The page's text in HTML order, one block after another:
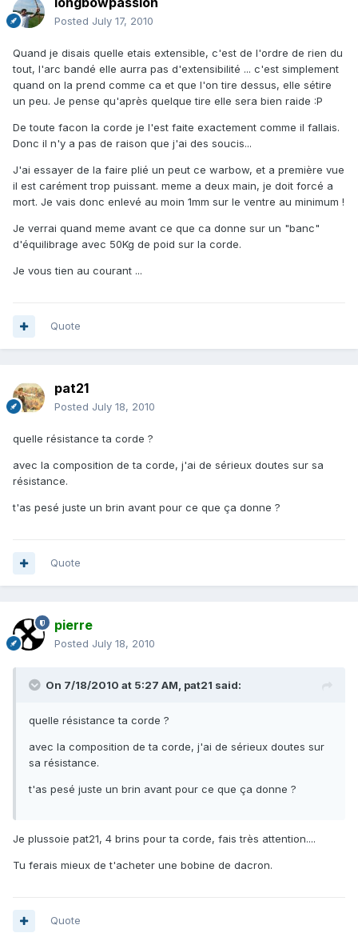
Posted July 17, 2010
Quand je disais quelle etais extensible, c'est de l'ordre de rien du
tout, l'arc bandé elle aurra pas d'extensibilité ... c'est simplement
quand on la prend comme ca et que l'on tire dessus, elle sétire
un peu. Je pense qu'après quelque tire elle sera bien raide :P
De toute facon la corde je l'est faite exactement comme il fallais.
Donc il n'y a pas de raison que j'ai des soucis...
J'ai essayer de la faire plié un peut ce warbow, et a première vue
il est carément trop puissant. meme a deux main, je doit forcé a
mort. Je vais donc enlevé au moin 1mm sur le ventre au minimum !
Je verrai quand meme avant ce que ca donne sur un "banc"
d'équilibrage avec 50Kg de poid sur la corde.
Je vous tien au courant ...
Quote
pat21
Posted July 18, 2010
quelle résistance ta corde ?
avec la composition de ta corde, j'ai de sérieux doutes sur sa
résistance.
t'as pesé juste un brin avant pour ce que ça donne ?
Quote
pierre
Posted July 18, 2010
On 7/18/2010 at 5:27 AM, pat21 said:
quelle résistance ta corde ?
avec la composition de ta corde, j'ai de sérieux doutes sur
sa résistance.
t'as pesé juste un brin avant pour ce que ça donne ?
Je plussoie pat21, 4 brins pour ta corde, fais très attention....
Tu ferais mieux de t'acheter une bobine de dacron.
Quote